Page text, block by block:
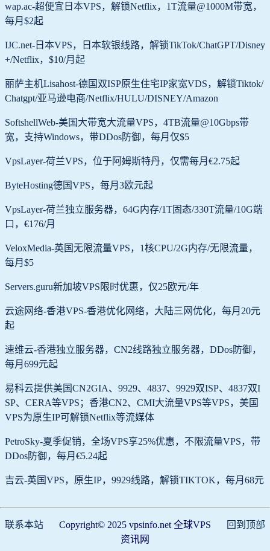
wap.ac-超便宜日本VPS，解锁Netflix，1T流量@1000M带宽，
每月$2起
IJC.net-日本VPS，日本软银线路，解锁TikTok/ChatGPT/Disney
+/Netflix，$10/月起
丽萨主机Lisahost-德国双ISP原生住宅IP家宽VDS，解锁Tiktok/
Chatgpt/亚马逊电商/Netflix/HULU/DISNEY/Amazon
SoftshellWeb-美国大带宽大流量VPS，4TB流量@10Gbps带
宽，支持Windows，带DDos防御，每月仅$5
VpsLayer-荷兰VPS，位于阿姆斯特丹，仅需每月€2.75起
ByteHosting德国VPS，每月3欧元起
VpsLayer-荷兰独立服务器，64G内存/1T固态/330T流量/10G端
口，€176/月
VeloxMedia-英国无限流量VPS，1核CPU/2G内存/无限流量，
每月$5
Servers.guru新加坡VPS限时优惠，仅25欧元/年
云途网络-香港VPS-香港优化网络，大陆三网优化，每月20元
起
速维云-香港独立服务器，CN2线路独立服务器，DDos防御，
每月699元起
易科云提供美国CN2GIA、9929、4837、9929双ISP、4837双I
SP、CERA等VPS；香港CN2、CMI大流量VPS等VPS，美国
VPS为原生IP可解锁Netflix等流媒体
PetroSky-夏季促销，全场VPS享25%优惠，不限流量VPS，带
DDos防御，每月€5.24起
吉云-英国VPS，原生IP，9929线路，解锁TIKTOK，每月68元
联系本站
Copyright© 2025 vpsinfo.net 全球VPS
资讯网
回到顶部